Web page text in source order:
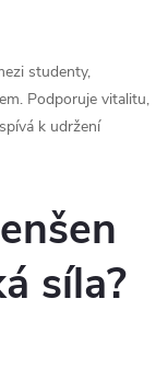
studenty,
Podporuje vitalitu,
k udržení
síla?